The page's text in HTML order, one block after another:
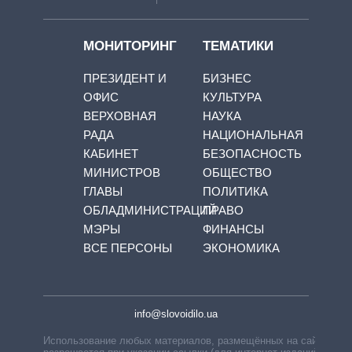
МОНИТОРИНГ
ПРЕЗИДЕНТ И
ОФИС
ВЕРХОВНАЯ
РАДА
КАБИНЕТ
МИНИСТРОВ
ГЛАВЫ
ОБЛАДМИНИСТРАЦИЙ
МЭРЫ
ВСЕ ПЕРСОНЫ
ТЕМАТИКИ
БИЗНЕС
КУЛЬТУРА
НАУКА
НАЦИОНАЛЬНАЯ
БЕЗОПАСНОСТЬ
ОБЩЕСТВО
ПОЛИТИКА
ПРАВО
ФИНАНСЫ
ЭКОНОМИКА
info@slovoidilo.ua
Использование любых материалов, размещённых на сайте,